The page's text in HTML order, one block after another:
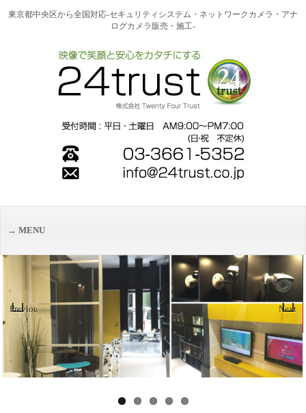
東京都中央区から全国対応-セキュリティシステム・ネットワークカメラ・アナ
ログカメラ販売・施工-
MENU
Previous Next